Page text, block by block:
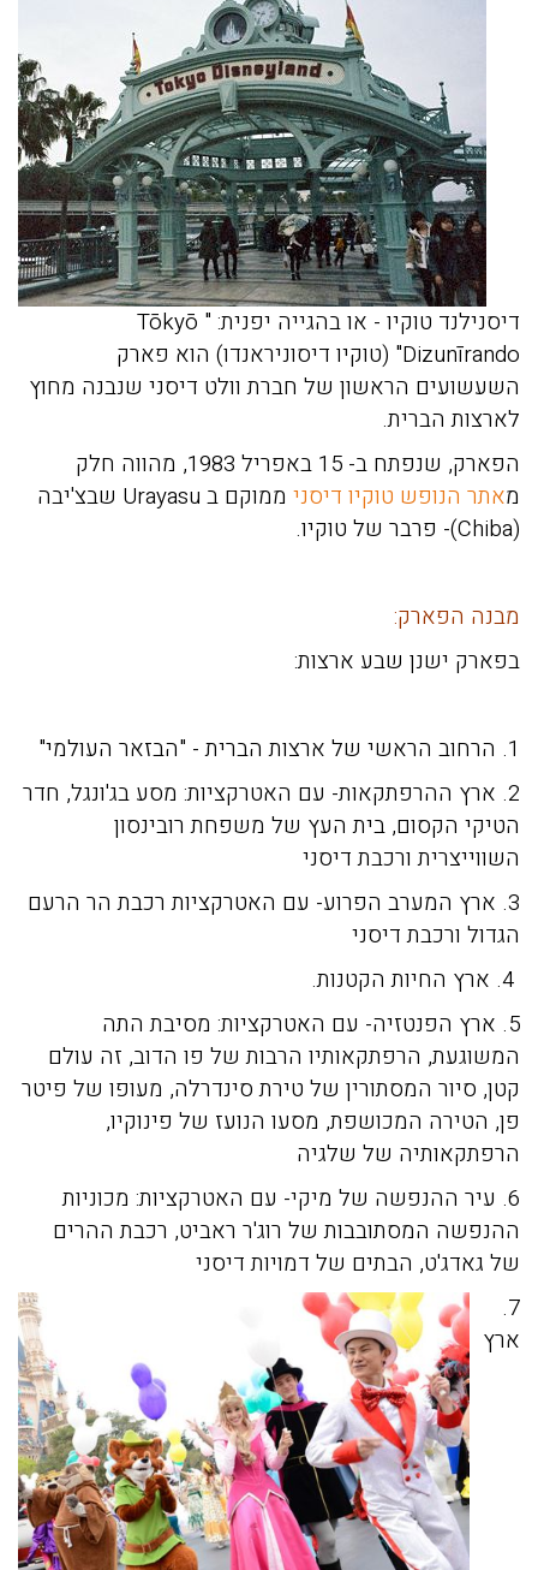
דיסנילנד טוקיו - או בהגייה יפנית: " Tōkyō
Dizunīrando" (טוקיו דיסוניראנדו) הוא פארק
השעשועים הראשון של חברת וולט דיסני שנבנה מחוץ
לארצות הברית.
הפארק, שנפתח ב- 15 באפריל 1983, מהווה חלק
מאתר הנופש טוקיו דיסני
ממוקם ב Urayasu שבצ'יבה
(Chiba)- פרבר של טוקיו.
מבנה הפארק:
בפארק ישנן שבע ארצות:
1. הרחוב הראשי של ארצות הברית - "הבזאר העולמי"
2. ארץ ההרפתקאות- עם האטרקציות: מסע בג'ונגל, חדר
הטיקי הקסום, בית העץ של משפחת רובינסון
השווייצרית ורכבת דיסני
3. ארץ המערב הפרוע- עם האטרקציות רכבת הר הרעם
הגדול ורכבת דיסני
ארץ החיות הקטנות.
5. ארץ הפנטזיה- עם האטרקציות: מסיבת התה
המשוגעת, הרפתקאותיו הרבות של פו הדוב, זה עולם
קטן, סיור המסתורין של טירת סינדרלה, מעופו של פיטר
פן, הטירה המכושפת, מסעו הנועז של פינוקיו,
הרפתקאותיה של שלגיה
6. עיר ההנפשה של מיקי
- עם האטרקציות: מכוניות
ההנפשה המסתובבות של רוג'ר ראביט, רכבת ההרים
של גאדג'ט, הבתים של דמויות דיסני
7.
ארץ